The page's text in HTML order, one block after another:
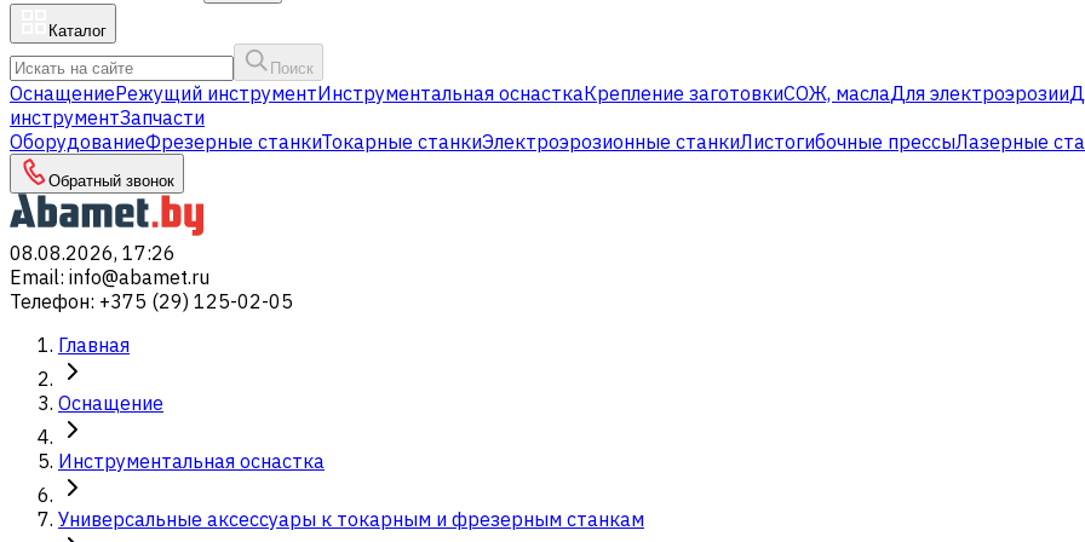
Каталог
Поиск
ОснащениеРежущий инструментИнструментальная оснасткаКрепление заготовкиСОЖ, маслаДля электроэрозии
инструментЗапчасти
ОборудованиеФрезерные станкиТокарные станкиЭлектроэрозионные станкиЛистогибочные прессыЛазерные
Обратный звонок
08.08.2026, 17:26
Email: info@abamet.ru
Телефон: +375 (29) 125-02-05
Главная
Оснащение
Инструментальная оснастка
Универсальные аксессуары к токарным и фрезерным станкам